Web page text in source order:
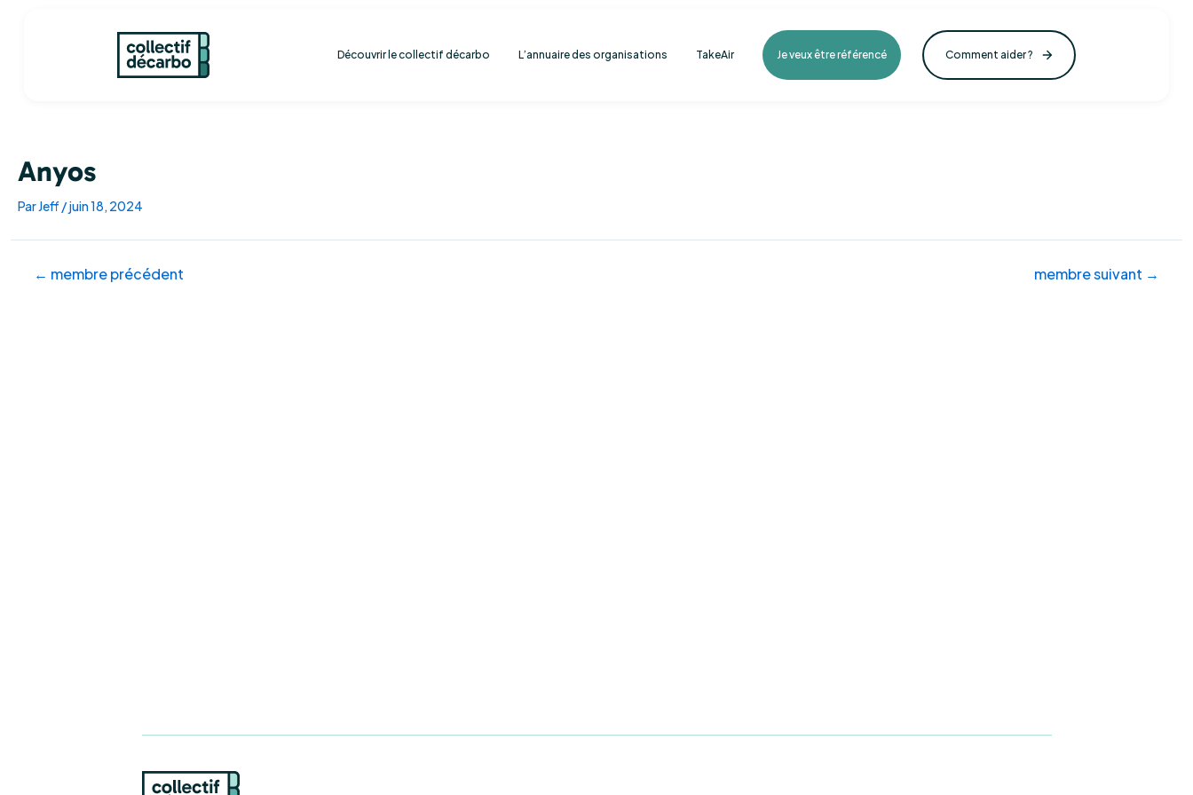
Découvrir le collectif décarbo L’annuaire des organisations TakeAir Je veux être référencé Comment aider ?
Anyos
ParJeff/juin 18, 2024
← membre précédent membre suivant →